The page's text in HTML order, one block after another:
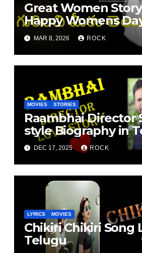
Great Women
Happy Womens
MAR 8, 2026 ROCK
MOVIES STORIES
Raambhai Director
style Biography in
DEC 17, 2025 ROCK
LYRICS MOVIES
Chikiri Chikiri Song
Telugu